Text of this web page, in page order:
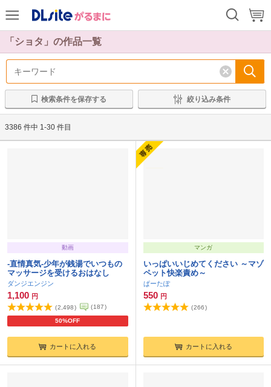
「ショタ」の作品一覧
検索条件を保存する 絞り込み条件
3386 件中 1-30 件目
動画
-直情真気-少年が銭湯でいつもの
マッサージを受けるおはなし
ダンジエンジン
1,100 円
50%OFF
(2,498) (187)
カートに入れる
マンガ
いっぱいいじめてください ～マゾ
ペット快楽責め～
ぱーたぽ
550 円
(266)
カートに入れる
次